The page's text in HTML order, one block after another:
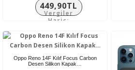
449,90TL
Vergiler
Hariç:
Oppo Reno 14F Kılıf Focus Carbon
Desen Silikon Kapak…